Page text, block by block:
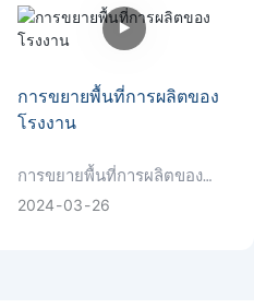
ทรงเกียรตินี้รวบรวมนวัตกรรม
ล่าสุดในด้านเทคโนโลยี
บริการด้านสุขภาพ สำรวจ
โซลูชันที่ล้ำสมัย เชื่อมต่อกับ
ผู้นำในอุตสาหกรรม และก้าว
นำหน้าในงาน 2024 EXPO
MED ในเม็กซิโก
การขยายพื้นที่การผลิตของ
โรงงาน
การขยายพื้นที่การผลิตของ
โรงงาน - สร้างเตียงในโรง
2024 03 26